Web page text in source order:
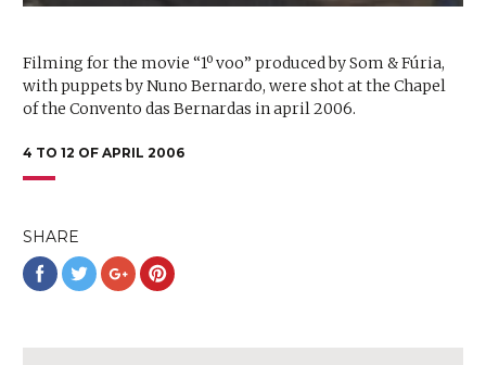
Filming for the movie “1º voo” produced by Som & Fúria,
with puppets by Nuno Bernardo, were shot at the Chapel
of the Convento das Bernardas in april 2006.
4 TO 12 OF APRIL 2006
SHARE
Share
on
Share
on
Share
on
Share
on